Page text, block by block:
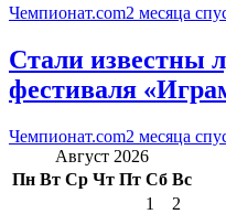
Чемпионат.com2 месяца
Стали известны
фестиваля
Чемпионат.com2 месяца
Август 2026
Пн Вт Ср Чт Пт Сб Вс
1
2